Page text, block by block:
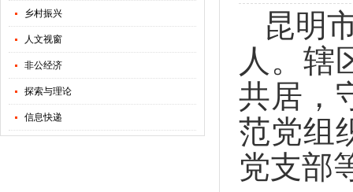
乡村振兴
人文视窗
非公经济
探索与理论
信息快递
昆明
人。辖
共居，
范党组
党支部